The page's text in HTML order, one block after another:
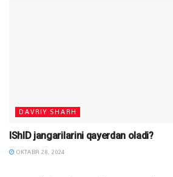
DAVRIY SHARH
IShID jangarilarini qayerdan oladi?
OKTABR 28, 2024